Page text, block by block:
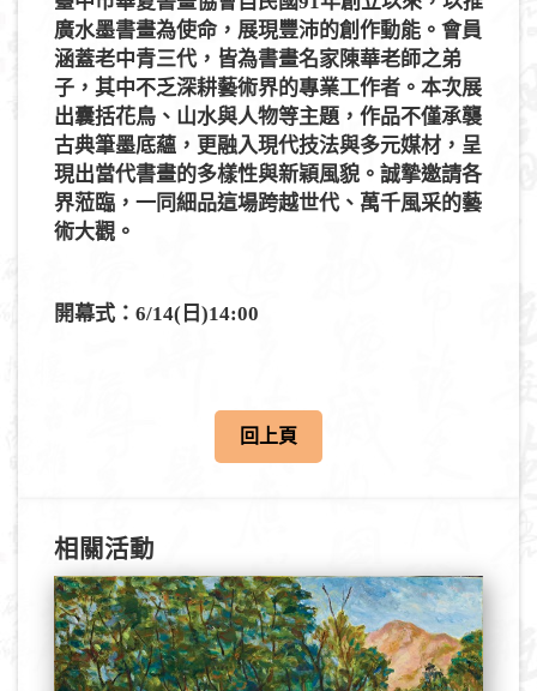
廣水墨書畫為使命，展現豐沛的創作動能。會員
涵蓋老中青三代，皆為書畫名家陳華老師之弟
子，其中不乏深耕藝術界的專業工作者。本次展
出囊括花鳥、山水與人物等主題，作品不僅承襲
古典筆墨底蘊，更融入現代技法與多元媒材，呈
現出當代書畫的多樣性與新穎風貌。誠摯邀請各
界蒞臨，一同細品這場跨越世代、萬千風采的藝
術大觀。
開幕式：6/14(日)14:00
回上頁
相關活動